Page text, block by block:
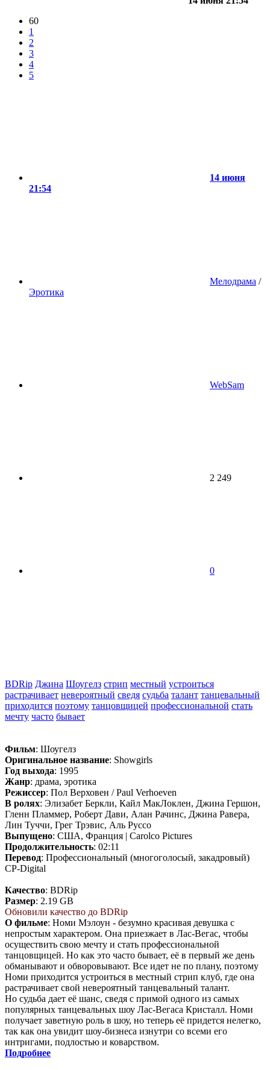
60
1
2
3
4
5
14 июня
21:54
Мелодрама /
Эротика
WebSam
2 249
0
BDRip Джина Шоугелз стрип местный устроиться
растрачивает невероятный сведя судьба талант танцевальный
приходится поэтому танцовщицей профессиональной стать
мечту часто бывает
Фильм: Шоугелз
Оригинальное название: Showgirls
Год выхода: 1995
Жанр: драма, эротика
Режиссер: Пол Верховен / Paul Verhoeven
В ролях: Элизабет Беркли, Кайл МакЛоклен, Джина Гершон,
Гленн Пламмер, Роберт Дави, Алан Рачинс, Джина Равера,
Лин Туччи, Грег Трэвис, Аль Руссо
Выпущено: США, Франция | Carolco Pictures
Продолжительность: 02:11
Перевод: Профессиональный (многоголосый, закадровый)
CP-Digital
Качество: BDRip
Размер: 2.19 GB
Обновили качество до BDRip
О фильме: Номи Мэлоун - безумно красивая девушка с
непростым характером. Она приезжает в Лас-Вегас, чтобы
осуществить свою мечту и стать профессиональной
танцовщицей. Но как это часто бывает, её в первый же день
обманывают и обворовывают. Все идет не по плану, поэтому
Номи приходится устроиться в местный стрип клуб, где она
растрачивает свой невероятный танцевальный талант.
Но судьба дает её шанс, сведя с примой одного из самых
популярных танцевальных шоу Лас-Вегаса Кристалл. Номи
получает заветную роль в шоу, но теперь её придется нелегко,
так как она увидит шоу-бизнеса изнутри со всеми его
интригами, подлостью и коварством.
Подробнее